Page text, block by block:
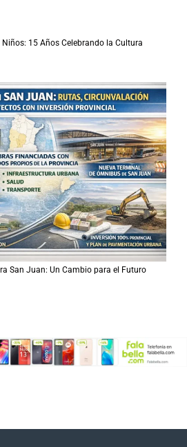
15 Años Celebrando la Cultura
San Juan: Un Cambio para el Futuro